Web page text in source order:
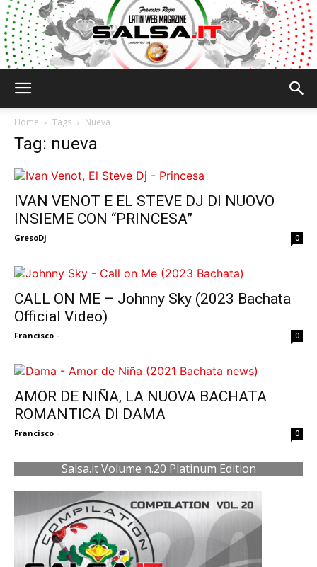
Home Tags Nueva
Tag: nueva
IVAN VENOT E EL STEVE DJ DI NUOVO
INSIEME CON “PRINCESA”
GresoDj - 0
CALL ON ME – Johnny Sky (2023 Bachata
Official Video)
Francisco - 0
AMOR DE NIÑA, LA NUOVA BACHATA
ROMANTICA DI DAMA
Francisco - 0
Salsa.it Volume n.20 Platinum Edition